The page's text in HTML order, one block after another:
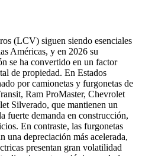
(LCV) siguen siendo esenciales
Américas, y en 2026 su
se ha convertido en un factor
de propiedad. En Estados
por camionetas y furgonetas de
Ram ProMaster, Chevrolet
Silverado, que mantienen un
fuerte demanda en construcción,
En contraste, las furgonetas
una depreciación más acelerada,
presentan gran volatilidad